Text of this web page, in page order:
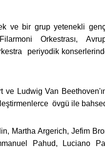
ve bir grup yetenekli
Orkestrası,
periyodik
Ludwig Van
övgü ile
Martha Argerich, Jefim
Pahud, Luciano